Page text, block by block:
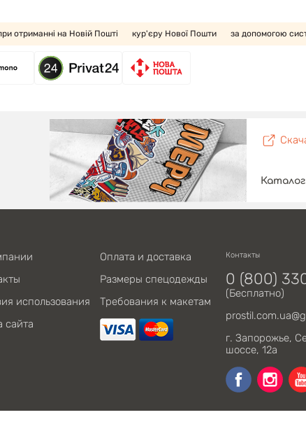
отриманні на Новій Пошті кур'єру Нової Пошти за допомогою
использования
сайта
Оплата и доставка
Размеры спецодежды
Требования к макетам
Контакты
0 (800)
(Бесплатно)
г. Запорожье,
шоссе, 12а